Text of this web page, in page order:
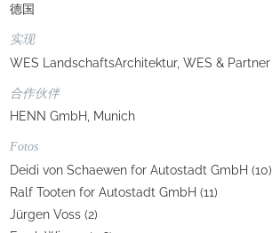
德国
实现
WES LandschaftsArchitektur, WES & Partner
合作伙伴
HENN GmbH, Munich
Fotos
Deidi von Schaewen for Autostadt GmbH (10)
Ralf Tooten for Autostadt GmbH (11)
Jürgen Voss (2)